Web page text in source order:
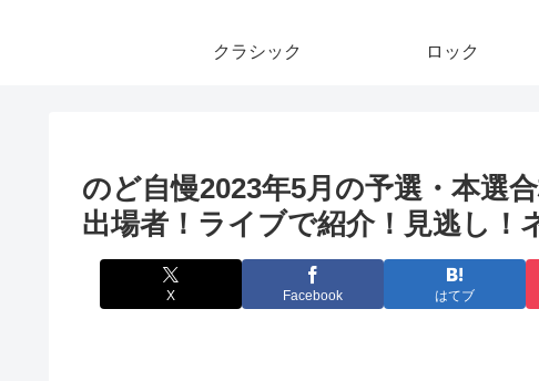
クラシック ロック
のど自慢2023年5月の予選・本選
出場者！ライブで紹介！見逃し！
X Facebook はてブ